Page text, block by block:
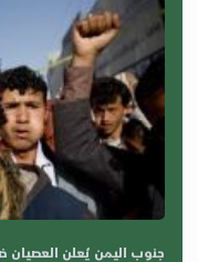
جنوب اليمن يُعلن العصيان